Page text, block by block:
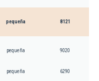
pequeña 8121
pequeña 9020
pequeña 6290